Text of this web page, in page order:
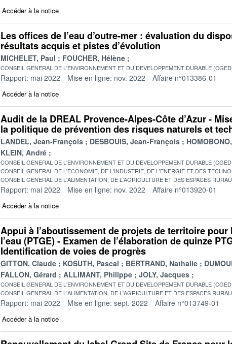
Accéder à la notice
Les offices de l’eau d’outre-mer : évaluation du
résultats acquis et pistes d’évolution
MICHELET, Paul FOUCHER, Hélène
CONSEIL GENERAL DE L'ENVIRONNEMENT ET DU DEVELOPPEMENT DURABLE
Rapport: mai 2022 Mise en ligne: nov. 2022 Affaire n°013386-01
Accéder à la notice
Audit de la DREAL Provence-Alpes-Côte d’Azur -
la politique de prévention des risques naturels et
LANDEL, Jean-François DESBOUIS, Jean-François
KLEIN, André
CONSEIL GENERAL DE L'ENVIRONNEMENT ET DU DEVELOPPEMENT DURABLE
CONSEIL GENERAL DE L'ECONOMIE, DE L'INDUSTRIE, DE L'ENERGIE ET DES
CONSEIL GENERAL DE L'ALIMENTATION, DE L'AGRICULTURE ET DES ESPACES
Rapport: mai 2022 Mise en ligne: nov. 2022 Affaire n°013920-01
Accéder à la notice
Appui à l’aboutissement de projets de territoire pour
l’eau (PTGE) - Examen de l’élaboration de quinze
Identification de voies de progrès
GITTON, Claude KOSUTH, Pascal BERTRAND, Nathalie
FALLON, Gérard
ALLIMANT, Philippe JOLY, Jacques
CONSEIL GENERAL DE L'ENVIRONNEMENT ET DU DEVELOPPEMENT DURABLE
CONSEIL GENERAL DE L'ALIMENTATION, DE L'AGRICULTURE ET DES ESPACES
Rapport: mai 2022 Mise en ligne: sept. 2022 Affaire n°013749-01
Accéder à la notice